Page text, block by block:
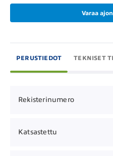
Varaa
PERUSTIEDOT TEKNISET
Rekisterinumero
Katsastettu